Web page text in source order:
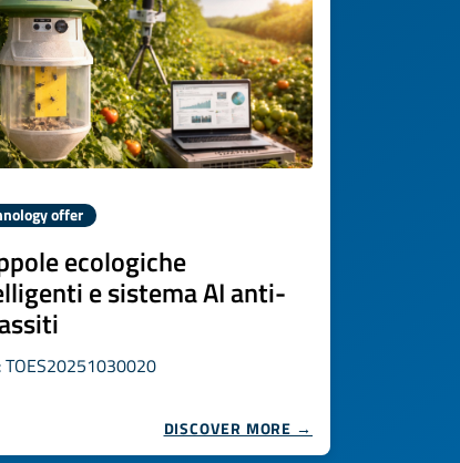
offer
ecologiche
e sistema AI anti-
TOES20251030020
DISCOVER MORE →